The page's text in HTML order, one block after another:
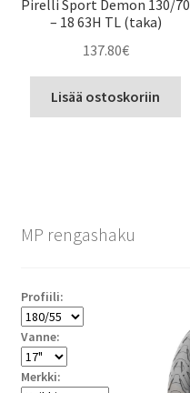
Pirelli Sport Demon 130/70
– 18 63H TL (taka)
137.80€
Lisää ostoskoriin
MP rengashaku
Profiili:
Vanne:
Merkki: